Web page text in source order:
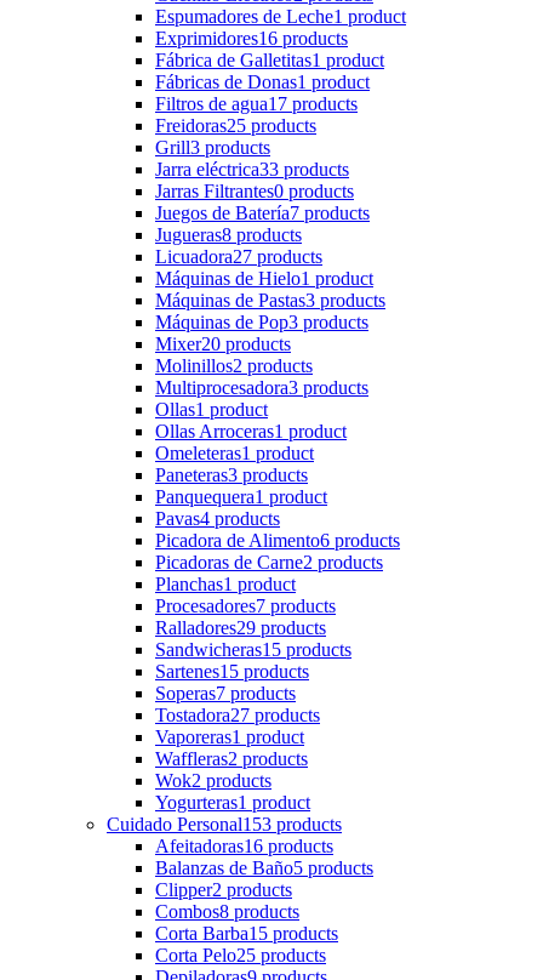
Espumadores de Leche1 product
Exprimidores16 products
Fábrica de Galletitas1 product
Fábricas de Donas1 product
Filtros de agua17 products
Freidoras25 products
Grill3 products
Jarra eléctrica33 products
Jarras Filtrantes0 products
Juegos de Batería7 products
Jugueras8 products
Licuadora27 products
Máquinas de Hielo1 product
Máquinas de Pastas3 products
Máquinas de Pop3 products
Mixer20 products
Molinillos2 products
Multiprocesadora3 products
Ollas1 product
Ollas Arroceras1 product
Omeleteras1 product
Paneteras3 products
Panquequera1 product
Pavas4 products
Picadora de Alimento6 products
Picadoras de Carne2 products
Planchas1 product
Procesadores7 products
Ralladores29 products
Sandwicheras15 products
Sartenes15 products
Soperas7 products
Tostadora27 products
Vaporeras1 product
Waffleras2 products
Wok2 products
Yogurteras1 product
Cuidado Personal153 products
Afeitadoras16 products
Balanzas de Baño5 products
Clipper2 products
Combos8 products
Corta Barba15 products
Corta Pelo25 products